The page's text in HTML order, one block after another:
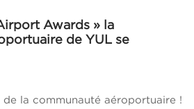
Awards » la
de YUL se
la communauté aéroportuaire !